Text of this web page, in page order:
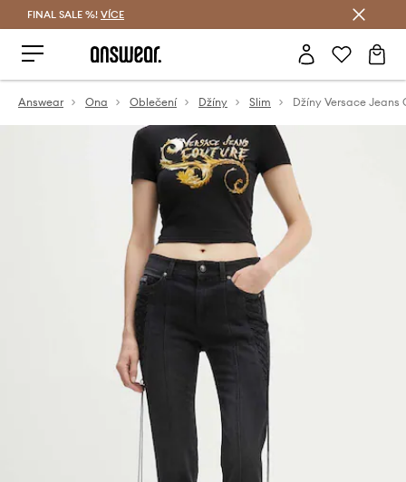
FINAL SALE %! VÍCE
Answear Ona Oblečení Džíny Slim